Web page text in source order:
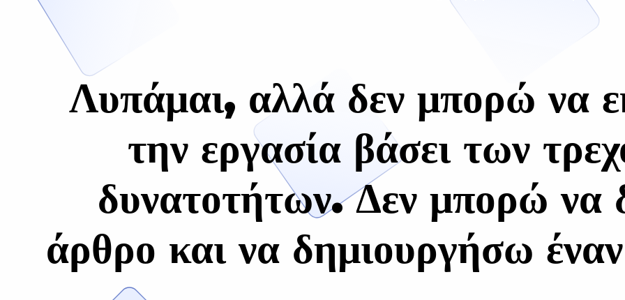
Λυπάμαι, αλλά δεν μπορώ να
την εργασία βάσει των
δυνατοτήτων. Δεν μπορώ να
άρθρο και να δημιουργήσω έναν